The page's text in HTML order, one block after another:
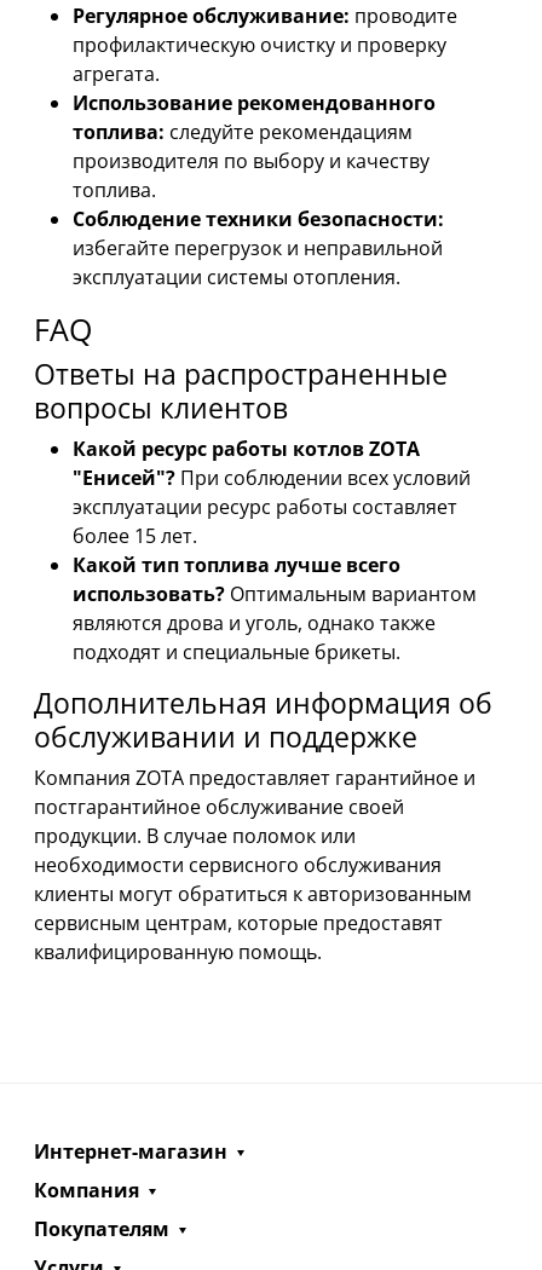
Регулярное обслуживание: проводите
профилактическую очистку и проверку
агрегата.
Использование рекомендованного
топлива: следуйте рекомендациям
производителя по выбору и качеству
топлива.
Соблюдение техники безопасности:
избегайте перегрузок и неправильной
эксплуатации системы отопления.
FAQ
Ответы на распространенные
вопросы клиентов
Какой ресурс работы котлов ZOTA
"Енисей"? При соблюдении всех условий
эксплуатации ресурс работы составляет
более 15 лет.
Какой тип топлива лучше всего
использовать? Оптимальным вариантом
являются дрова и уголь, однако также
подходят и специальные брикеты.
Дополнительная информация об
обслуживании и поддержке
Компания ZOTA предоставляет гарантийное и
постгарантийное обслуживание своей
продукции. В случае поломок или
необходимости сервисного обслуживания
клиенты могут обратиться к авторизованным
сервисным центрам, которые предоставят
квалифицированную помощь.
Интернет-магазин
Компания
Покупателям